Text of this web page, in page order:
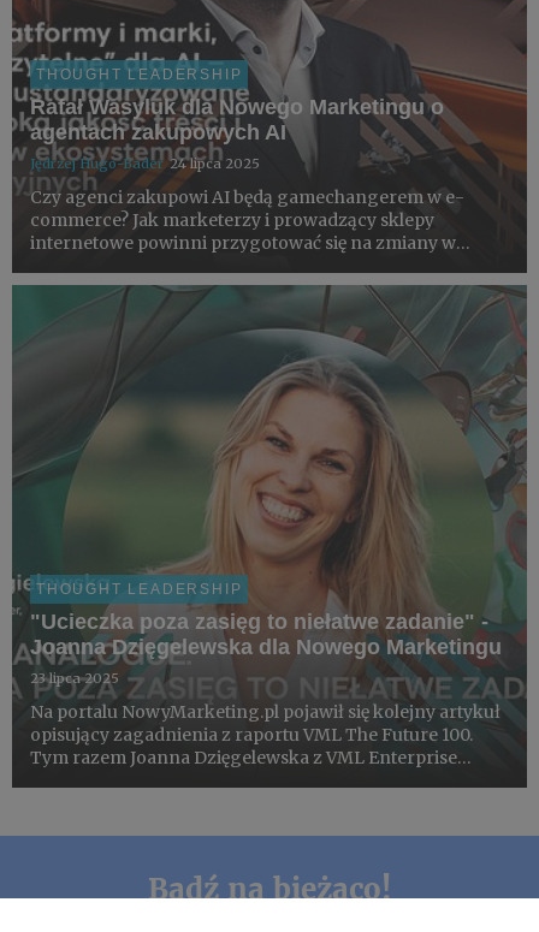
THOUGHT LEADERSHIP
Rafał Wasyluk dla Nowego Marketingu o
agentach zakupowych AI
Jędrzej Hugo-Bader 24 lipca 2025
Czy agenci zakupowi AI będą gamechangerem w e-
commerce? Jak marketerzy i prowadzący sklepy
internetowe powinni przygotować się na zmiany w
Te i inne pytania Nowy Marketing zadał kilku ekspertom,
między innymi Rafałowi ...
THOUGHT LEADERSHIP
"Ucieczka poza zasięg to niełatwe zadanie" -
Joanna Dzięgelewska dla Nowego Marketingu
23 lipca 2025
Na portalu NowyMarketing.pl pojawił się kolejny artykuł
opisujący zagadnienia z raportu VML The Future 100.
Tym razem Joanna Dzięgelewska z VML Enterprise
Bądź na bieżąco!